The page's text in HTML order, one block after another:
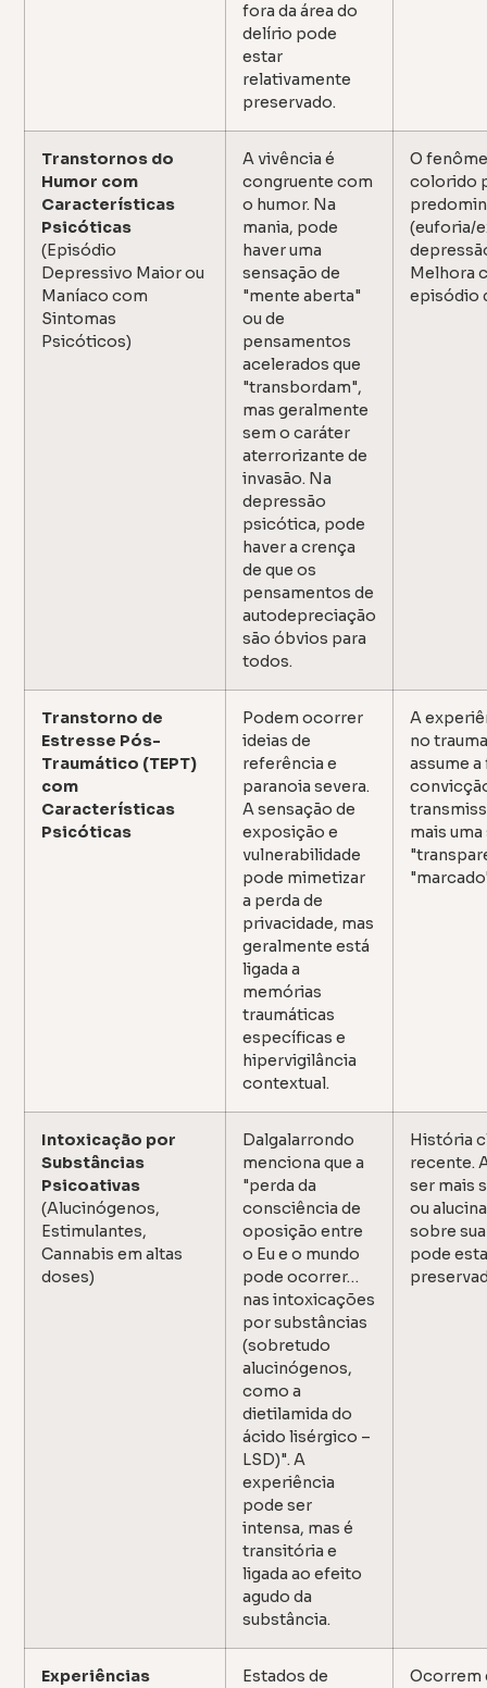
fora da área do
delírio pode
estar
relativamente
preservado.
Transtornos do
Humor com
Características
Psicóticas
(Episódio
Depressivo Maior ou
Maníaco com
Sintomas
Psicóticos)
A vivência é
congruente com
o humor. Na
mania, pode
haver uma
sensação de
"mente aberta"
ou de
pensamentos
acelerados que
"transbordam",
mas geralmente
sem o caráter
aterrorizante de
invasão. Na
depressão
psicótica, pode
haver a crença
de que os
pensamentos de
autodepreciação
são óbvios para
todos.
O
colorido
(euforia/
Melhora
episódio
Transtorno de
Estresse Pós-
Traumático (TEPT)
com
Características
Psicóticas
Podem ocorrer
ideias de
referência e
paranoia severa.
A sensação de
exposição e
vulnerabilidade
pode mimetizar
a perda de
privacidade, mas
geralmente está
ligada a
memórias
traumáticas
específicas e
hipervigilância
contextual.
A
no
assume
mais
Intoxicação por
Substâncias
Psicoativas
(Alucinógenos,
Estimulantes,
Cannabis em altas
doses)
Dalgalarrondo
menciona que a
"perda da
consciência de
oposição entre
o Eu e o mundo
pode ocorrer…
nas intoxicações
por substâncias
(sobretudo
alucinógenos,
como a
dietilamida do
ácido lisérgico –
LSD)". A
experiência
pode ser
intensa, mas é
transitória e
ligada ao efeito
agudo da
substância.
História
recente.
ser mais
ou
sobre
pode
Experiências
Estados de
Ocorrem